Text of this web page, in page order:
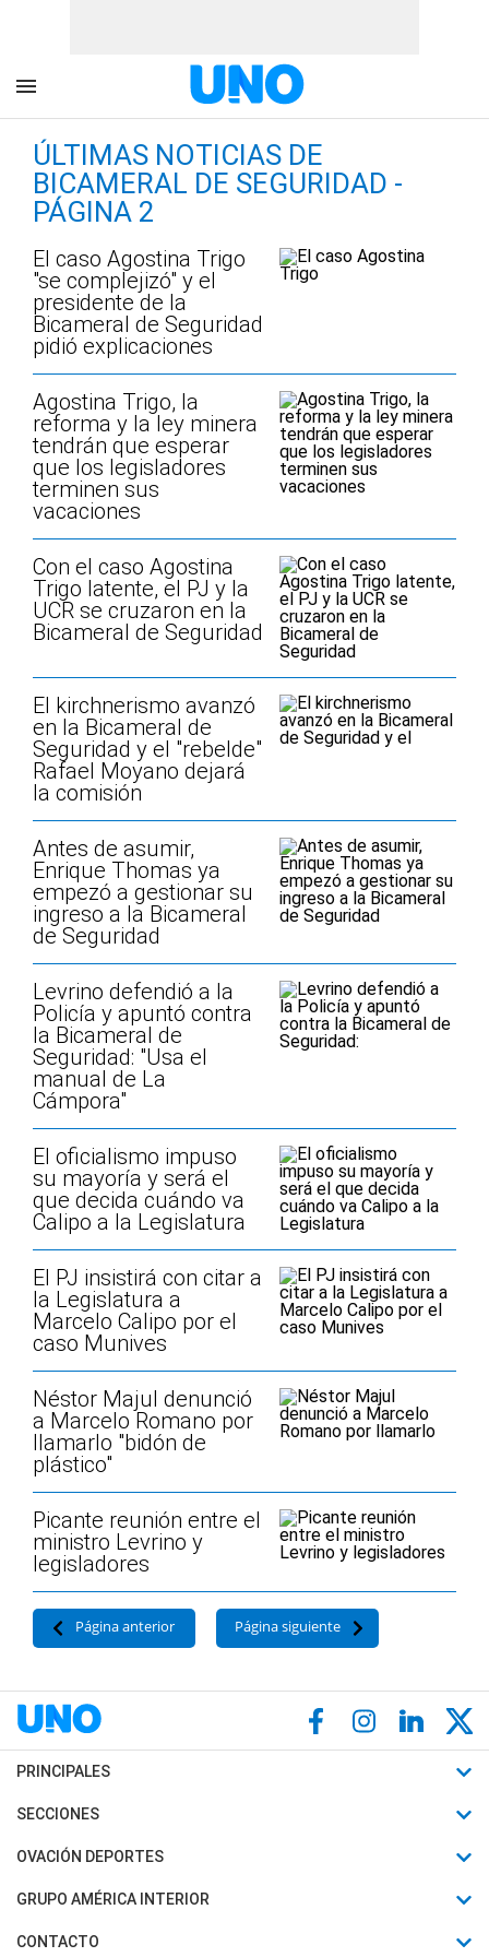
ÚLTIMAS NOTICIAS DE
BICAMERAL DE SEGURIDAD -
PÁGINA 2
El caso Agostina Trigo
"se complejizó" y el
presidente de la
Bicameral de Seguridad
pidió explicaciones
Agostina Trigo, la
reforma y la ley minera
tendrán que esperar
que los legisladores
terminen sus
vacaciones
Con el caso Agostina
Trigo latente, el PJ y la
UCR se cruzaron en la
Bicameral de Seguridad
El kirchnerismo avanzó
en la Bicameral de
Seguridad y el "rebelde"
Rafael Moyano dejará
la comisión
Antes de asumir,
Enrique Thomas ya
empezó a gestionar su
ingreso a la Bicameral
de Seguridad
Levrino defendió a la
Policía y apuntó contra
la Bicameral de
Seguridad: "Usa el
manual de La
Cámpora"
El oficialismo impuso
su mayoría y será el
que decida cuándo va
Calipo a la Legislatura
El PJ insistirá con citar a
la Legislatura a
Marcelo Calipo por el
caso Munives
Néstor Majul denunció
a Marcelo Romano por
llamarlo "bidón de
plástico"
Picante reunión entre el
ministro Levrino y
legisladores
Página anterior Página siguiente
PRINCIPALES
Últimas Noticias
Política
Judiciales
SECCIONES
Horóscopo
Motores
OVACIÓN DEPORTES
Fútbol
Mundial
GRUPO AMÉRICA INTERIOR
Canal 7 en Vivo
CONTACTO